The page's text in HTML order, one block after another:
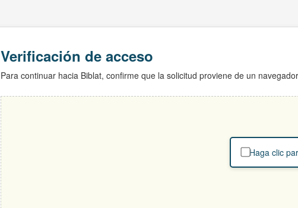
Verificación de acceso
Para continuar hacia Biblat, confirme que la solicitud proviene de un
Haga clic